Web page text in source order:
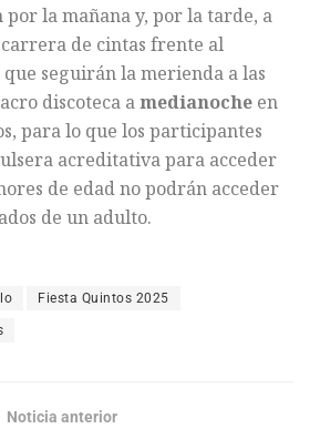
por la mañana y, por la tarde, a
carrera de cintas frente al
seguirán la merienda a las
discoteca amedianoche en
para lo que los participantes
acreditativa para acceder
de edad no podrán acceder
de un adulto.
Fiesta Quintos 2025
Noticia anterior